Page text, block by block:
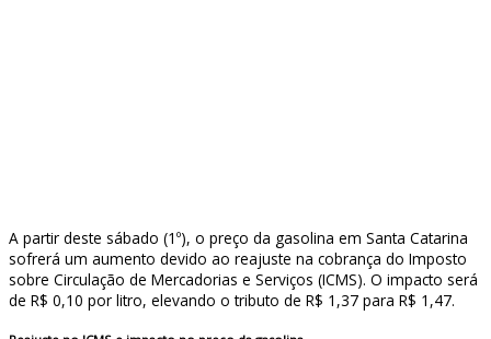
A partir deste sábado (1º), o preço da gasolina em Santa Catarina
sofrerá um aumento devido ao reajuste na cobrança do Imposto
sobre Circulação de Mercadorias e Serviços (ICMS). O impacto será
de R$ 0,10 por litro, elevando o tributo de R$ 1,37 para R$ 1,47.